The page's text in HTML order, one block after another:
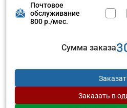
Почтовое
обслуживание
800 р./мес.
Сумма заказа
Заказать в